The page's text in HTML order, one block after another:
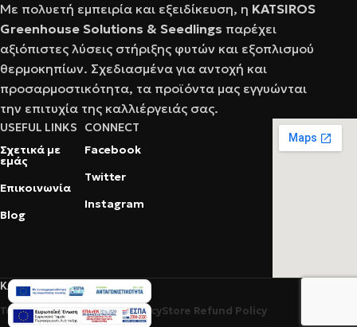
Με πολυετή εμπειρία και εξειδίκευση, η KATSIRΟS
Greenhouse Solutions & Seedlings παρέχει
αξιόπιστες λύσεις στήριξης φυτών και εξοπλισμού
θερμοκηπίων. Σχεδιασμένα για αντοχή και
προσαρμοστικότητα, τα προϊόντα μας εγγυώνται
την επιτυχία της καλλιέργειάς σας.
USEFUL LINKS
Σχετικά με
εμάς
Επικοινωνία
Blog
CONNECT
Facebook
Twitter
Instagram
KATSIROS © 2025
Terms Of ServicePrivacy PolicyStore Refund Policy